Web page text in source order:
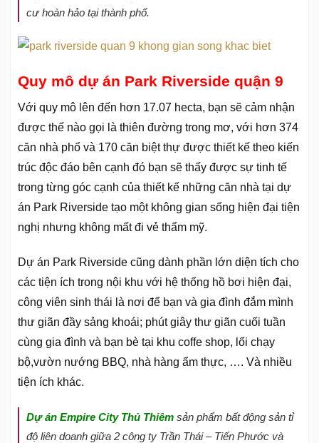
cư hoàn hảo tại thành phố.
Quy mô dự án Park Riverside quận 9
Với quy mô lên đến hơn 17.07 hecta, bạn sẽ cảm nhận
được thế nào gọi là thiên đường trong mơ, với hơn 374
căn nhà phố và 170 căn biệt thự được thiết kế theo kiến
trúc độc đáo bên cạnh đó bạn sẽ thấy được sự tinh tế
trong từng góc cạnh của thiết kế những căn nhà tại dự
án Park Riverside tạo một không gian sống hiện đại tiện
nghị nhưng không mất đi vẻ thẩm mỹ.
Dự án Park Riverside cũng dành phần lớn diện tích cho
các tiện ích trong nội khu với hệ thống hồ bơi hiện đại,
công viên sinh thái là nơi để bạn và gia đình đắm mình
thư giãn đầy sảng khoái; phút giây thư giãn cuối tuần
cùng gia đình và bạn bè tại khu coffe shop, lối chạy
bộ,vườn nướng BBQ, nhà hàng ẩm thực, …. Và nhiều
tiện ích khác.
Dự án Empire City Thủ Thiêm sản phẩm bất động sản tỉ
độ liên doanh giữa 2 công ty Trần Thái – Tiến Phước và